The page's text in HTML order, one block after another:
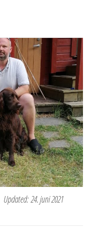
Updated: 24. juni 2021